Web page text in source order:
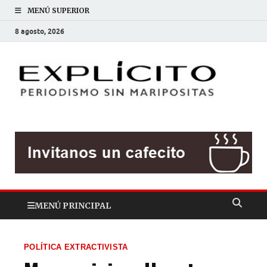
MENÚ SUPERIOR
8 agosto, 2026
MENÚ PRINCIPAL
POLÍTICA EXTRACTIVISTA